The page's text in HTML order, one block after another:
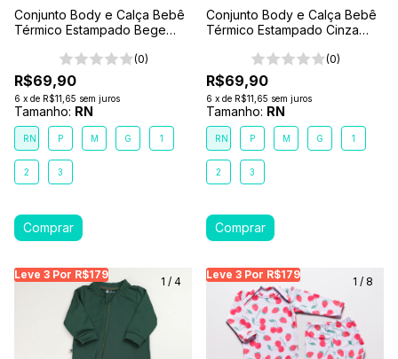
Conjunto Body e Calça Bebê
Térmico Estampado Bege
(0)
R$69,90
6 x de R$11,65 sem juros
Tamanho: RN
RN P M G 1
2 3
Conjunto Body e Calça Bebê
Térmico Estampado Cinza
(0)
R$69,90
6 x de R$11,65 sem juros
Tamanho: RN
RN P M G 1
2 3
Leve 3 Por R$179
Leve 3 Por R$179 Leve 3 Por R$179
1 / 4
Leve 3 Por R$179
Leve 3 Por R$179
1 / 8